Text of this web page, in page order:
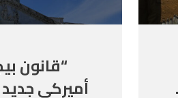
“قانون
أميركي جديد